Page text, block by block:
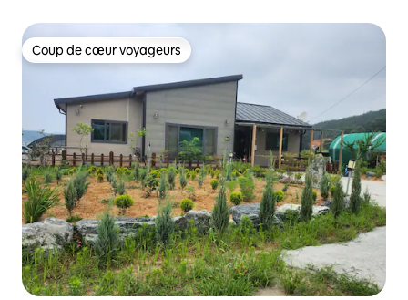
Coup de cœur voyageurs
Coup de cœur voyageurs